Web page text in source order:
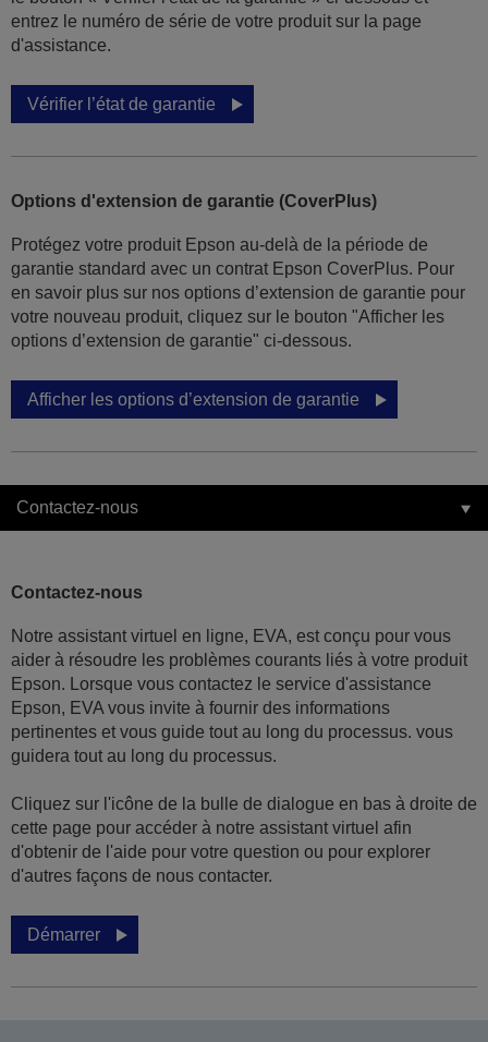
entrez le numéro de série de votre produit sur la page
d'assistance.
Vérifier l’état de garantie
Options d'extension de garantie (CoverPlus)
Protégez votre produit Epson au-delà de la période de
garantie standard avec un contrat Epson CoverPlus. Pour
en savoir plus sur nos options d’extension de garantie pour
votre nouveau produit, cliquez sur le bouton "Afficher les
options d’extension de garantie" ci-dessous.
Afficher les options d’extension de garantie
Contactez-nous
Contactez-nous
Notre assistant virtuel en ligne, EVA, est conçu pour vous
aider à résoudre les problèmes courants liés à votre produit
Epson. Lorsque vous contactez le service d'assistance
Epson, EVA vous invite à fournir des informations
pertinentes et vous guide tout au long du processus. vous
guidera tout au long du processus.
Cliquez sur l'icône de la bulle de dialogue en bas à droite de
cette page pour accéder à notre assistant virtuel afin
d'obtenir de l'aide pour votre question ou pour explorer
d'autres façons de nous contacter.
Démarrer